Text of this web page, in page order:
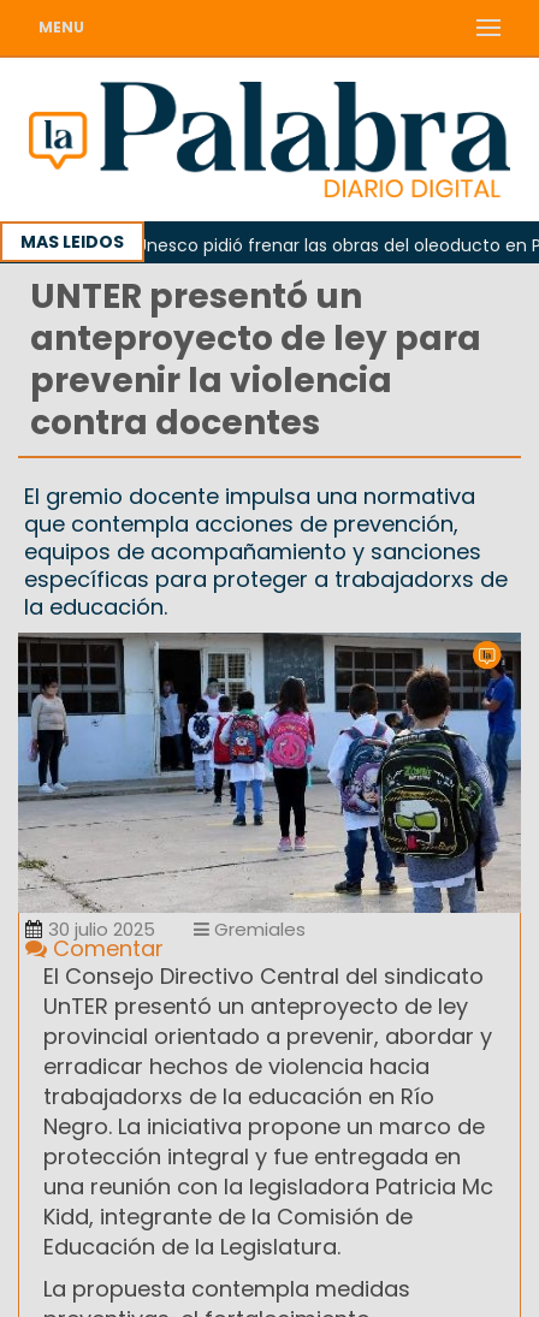
MENU
MAS LEIDOSLa Unesco pidió frenar las obras del oleoducto en
UNTER presentó un
anteproyecto de ley para
prevenir la violencia
contra docentes
El gremio docente impulsa una normativa
que contempla acciones de prevención,
equipos de acompañamiento y sanciones
específicas para proteger a trabajadorxs de
la educación.
30 julio 2025 Gremiales
Comentar
El Consejo Directivo Central del sindicato
UnTER presentó un anteproyecto de ley
provincial orientado a prevenir, abordar y
erradicar hechos de violencia hacia
trabajadorxs de la educación en Río
Negro. La iniciativa propone un marco de
protección integral y fue entregada en
una reunión con la legisladora Patricia Mc
Kidd, integrante de la Comisión de
Educación de la Legislatura.
La propuesta contempla medidas